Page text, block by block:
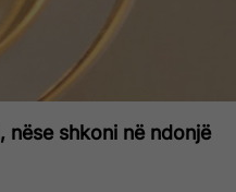
nëse shkoni në ndonjë